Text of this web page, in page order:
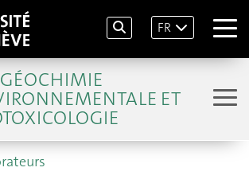
FR
ET